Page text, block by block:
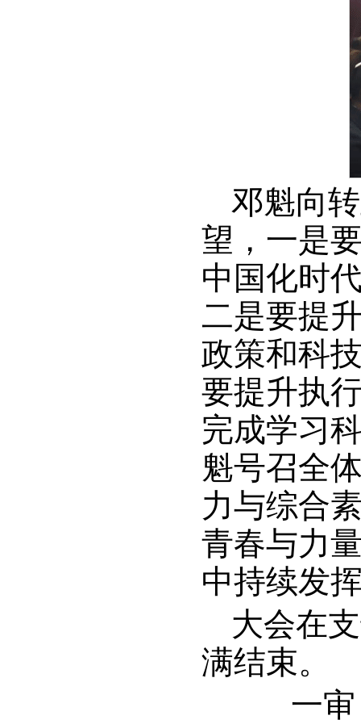
邓魁向
望，一是
中国化时
二是要提
政策和科
要提升执
完成学习
魁号召全
力与综合
青春与力
中持续发
大会在
满结束。
一